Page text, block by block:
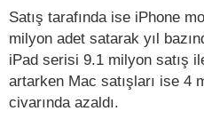
Satış tarafında ise iPhone
milyon adet satarak yıl
iPad serisi 9.1 milyon satış
artarken Mac satışları ise 4
civarında azaldı.